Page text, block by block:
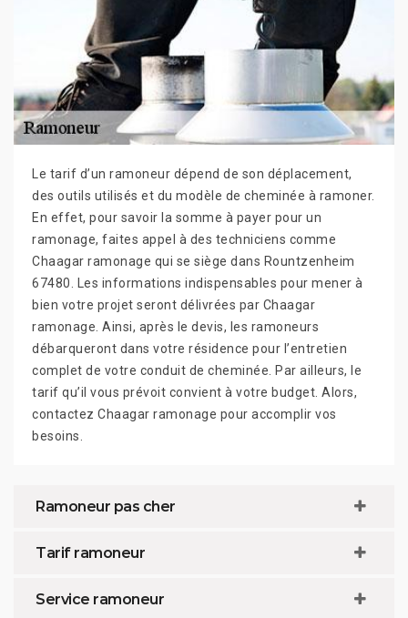
Le tarif d’un ramoneur dépend de son déplacement,
des outils utilisés et du modèle de cheminée à ramoner.
En effet, pour savoir la somme à payer pour un
ramonage, faites appel à des techniciens comme
Chaagar ramonage qui se siège dans Rountzenheim
67480. Les informations indispensables pour mener à
bien votre projet seront délivrées par Chaagar
ramonage. Ainsi, après le devis, les ramoneurs
débarqueront dans votre résidence pour l’entretien
complet de votre conduit de cheminée. Par ailleurs, le
tarif qu’il vous prévoit convient à votre budget. Alors,
contactez Chaagar ramonage pour accomplir vos
besoins.
Ramoneur pas cher
Tarif ramoneur
Service ramoneur